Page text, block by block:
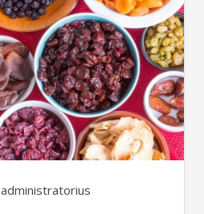
administratorius